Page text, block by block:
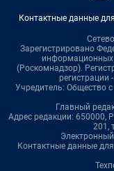
Контактные данные
Зарегистрировано
информационных
(Роскомнадзор).
регистрации
Учредитель: Общество
Главный
Адрес редакции: 650000,
201,
Контактные данные